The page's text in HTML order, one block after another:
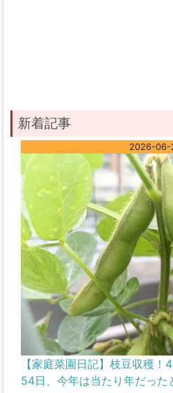
新着記事
2026-06-
【家庭菜園日記】枝豆収穫
54日、今年は当たり年だった